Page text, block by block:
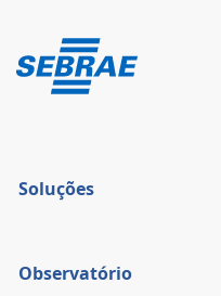
Soluções
Observatório